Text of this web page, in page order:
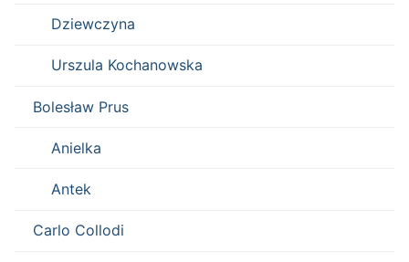
Dziewczyna
Urszula Kochanowska
Bolesław Prus
Anielka
Antek
Carlo Collodi